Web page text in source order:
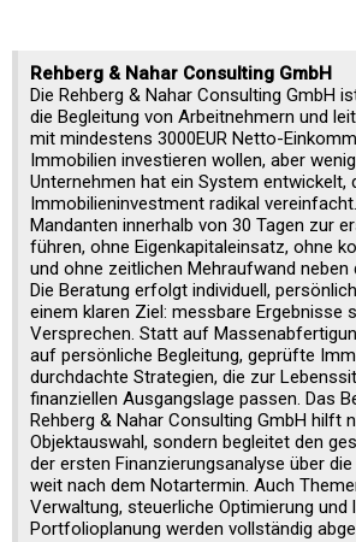
Rehberg & Nahar Consulting GmbH
Die Rehberg & Nahar Consulting GmbH
die Begleitung von Arbeitnehmern und
mit mindestens 3000EUR Netto-
Immobilien investieren wollen, aber
Unternehmen hat ein System entwickelt,
Immobilieninvestment radikal
Mandanten innerhalb von 30 Tagen zur
führen, ohne Eigenkapitaleinsatz, ohne
und ohne zeitlichen Mehraufwand neben
Die Beratung erfolgt individuell,
einem klaren Ziel: messbare Ergebnisse
Versprechen. Statt auf
auf persönliche Begleitung, geprüfte
durchdachte Strategien, die zur
finanziellen Ausgangslage passen. Das
Rehberg & Nahar Consulting GmbH hilft
Objektauswahl, sondern begleitet den
der ersten Finanzierungsanalyse über
weit nach dem Notartermin. Auch
Verwaltung, steuerliche Optimierung und
Portfolioplanung werden vollständig